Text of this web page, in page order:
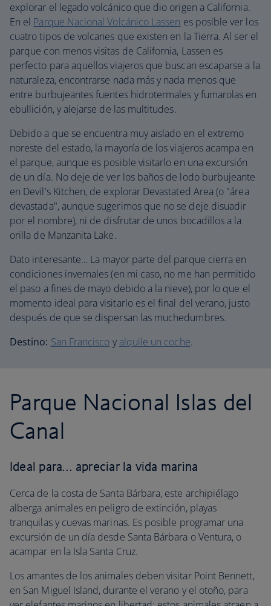
explorar el legado volcánico que dio origen a California.
En el Parque Nacional Volcánico Lassen es posible ver los
cuatro tipos de volcanes que existen en la Tierra. Al ser el
parque con menos visitas de California, Lassen es
perfecto para aquellos viajeros que buscan escaparse a la
naturaleza, encontrarse nada más y nada menos que
entre burbujeantes fuentes hidrotermales y fumarolas en
ebullición, y alejarse de las multitudes.
Debido a que se encuentra muy aislado en el extremo
noreste del estado, la mayoría de los viajeros acampa en
el parque, aunque es posible visitarlo en una excursión
de un día. No deje de ver los baños de lodo burbujeante
en Devil's Kitchen, de explorar Devastated Area (o "área
devastada", aunque sugerimos que no se deje disuadir
por el nombre), ni de disfrutar de unos bocadillos a la
orilla de Manzanita Lake.
Dato interesante… La mayor parte del parque cierra en
condiciones invernales (en mi caso, no me han permitido
el paso a fines de mayo debido a la nieve), por lo que el
momento ideal para visitarlo es el final del verano, justo
después de que se dispersan las muchedumbres.
Destino: San Francisco y alquile un coche.
Parque Nacional Islas del
Canal
Ideal para… apreciar la vida marina
Cerca de la costa de Santa Bárbara, este archipiélago
alberga animales en peligro de extinción, playas
tranquilas y cuevas marinas. Es posible programar una
excursión de un día desde Santa Bárbara o Ventura, o
acampar en la Isla Santa Cruz.
Los amantes de los animales deben visitar Point Bennett,
en San Miguel Island, durante el verano y el otoño, para